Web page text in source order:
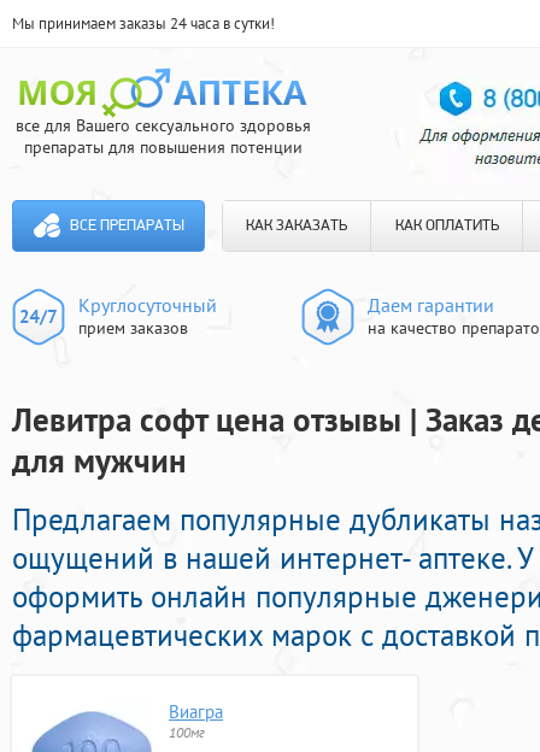
Мы принимаем заказы 24 часа в сутки!
все для Вашего сексуального здоровья
препараты для повышения потенции
ВСЕ ПРЕПАРАТЫ КАК ЗАКАЗАТЬ КАК ОПЛАТИТЬ
Круглосуточный
прием заказов
Даем гарантии
на качество
Левитра софт цена отзывы | Заказ
для мужчин
Предлагаем популярные дубликаты
ощущений в нашей интернет- аптеке.
оформить онлайн популярные
фармацевтических марок с доставкой
Виагра
100мг